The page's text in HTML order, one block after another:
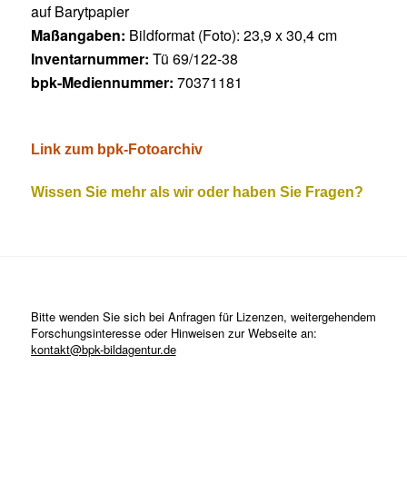
auf Barytpapier
Maßangaben: Bildformat (Foto): 23,9 x 30,4 cm
Inventarnummer: Tü 69/122-38
bpk-Mediennummer: 70371181
Link zum bpk-Fotoarchiv
Wissen Sie mehr als wir oder haben Sie Fragen?
Bitte wenden Sie sich bei Anfragen für Lizenzen, weitergehendem
Forschungsinteresse oder Hinweisen zur Webseite an:
kontakt@bpk-bildagentur.de